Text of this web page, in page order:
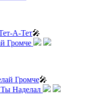
А-Тет🎤
Громче🎤